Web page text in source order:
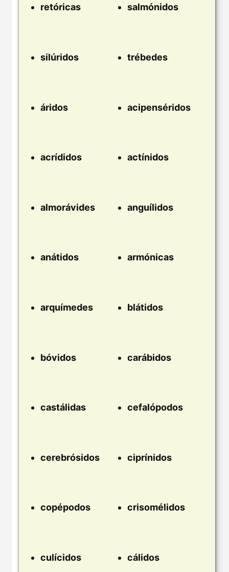
retóricas salmónidos
silúridos trébedes
áridos acipenséridos
acrídidos actínidos
almorávides anguílidos
anátidos armónicas
arquímedes blátidos
bóvidos carábidos
castálidas cefalópodos
cerebrósidos ciprínidos
copépodos crisomélidos
culícidos cálidos